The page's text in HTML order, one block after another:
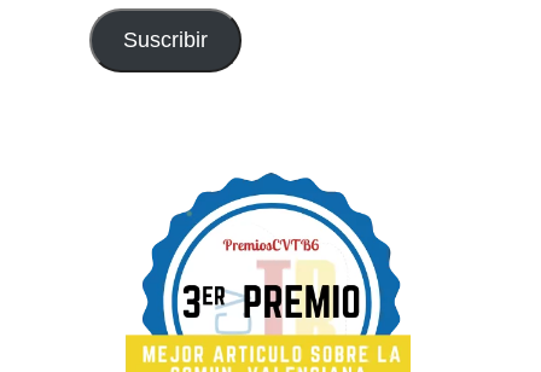
Suscribir